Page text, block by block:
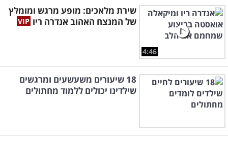
4:46
שירת מלאכים: מופע מרגש ומומלץ
של המנצח האהוב אנדרה ריו
18 שיעורים משעשעים ומרגשים
שילדינו יכולים ללמוד מחתולים